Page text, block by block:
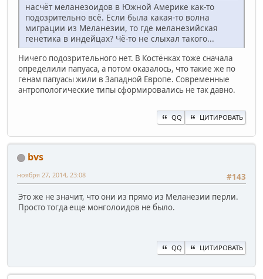
насчёт меланезоидов в Южной Америке как-то
подозрительно всё. Если была какая-то волна
миграции из Меланезии, то где меланезийская
генетика в индейцах? Чё-то не слыхал такого...
Ничего подозрительного нет. В Костёнках тоже сначала
определили папуаса, а потом оказалось, что такие же по
генам папуасы жили в Западной Европе. Современные
антропологические типы сформировались не так давно.
QQ ЦИТИРОВАТЬ
bvs
#143
ноября 27, 2014, 23:08
Это же не значит, что они из прямо из Меланезии перли.
Просто тогда еще монголоидов не было.
QQ ЦИТИРОВАТЬ